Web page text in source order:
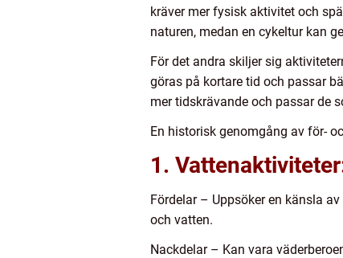
kräver mer fysisk aktivitet och
naturen, medan en cykeltur kan
För det andra skiljer sig
göras på kortare tid och passar
mer tidskrävande och passar de
En historisk genomgång av för-
1.
Fördelar – Uppsöker en känsla
och vatten.
Nackdelar – Kan vara